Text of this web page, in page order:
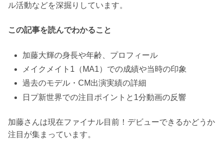
ル活動などを深掘りしています。
この記事を読んでわかること
加藤大輝の身長や年齢、プロフィール
メイクメイト1（MA1）での成績や当時の印象
過去のモデル・CM出演実績の詳細
日プ新世界での注目ポイントと1分動画の反響
加藤さんは現在ファイナル目前！デビューできるかどうか
注目が集まっています。